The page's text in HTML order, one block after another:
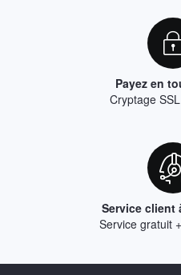
Payez en
Cryptage
Service client
Service gratuit